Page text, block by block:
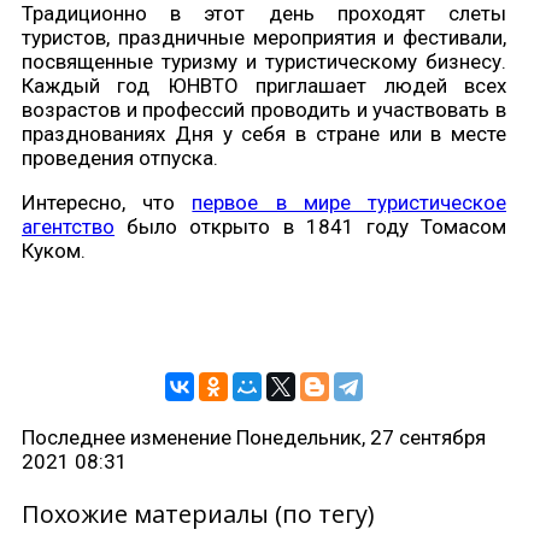
Традиционно в этот день проходят слеты
туристов, праздничные мероприятия и фестивали,
посвященные туризму и туристическому бизнесу.
Каждый год ЮНВТО приглашает людей всех
возрастов и профессий проводить и участвовать в
празднованиях Дня у себя в стране или в месте
проведения отпуска.
Интересно, что первое в мире туристическое
агентство было открыто в 1841 году Томасом
Куком.
Последнее изменение Понедельник, 27 сентября
2021 08:31
Похожие материалы (по тегу)